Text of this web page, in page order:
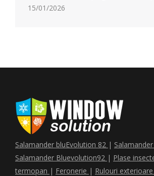
15/01/2026
Salamander bluEvolution 82 |
Salamander Bluevolution92 | Plase
termopan | Feronerie | Rulouri exterioare